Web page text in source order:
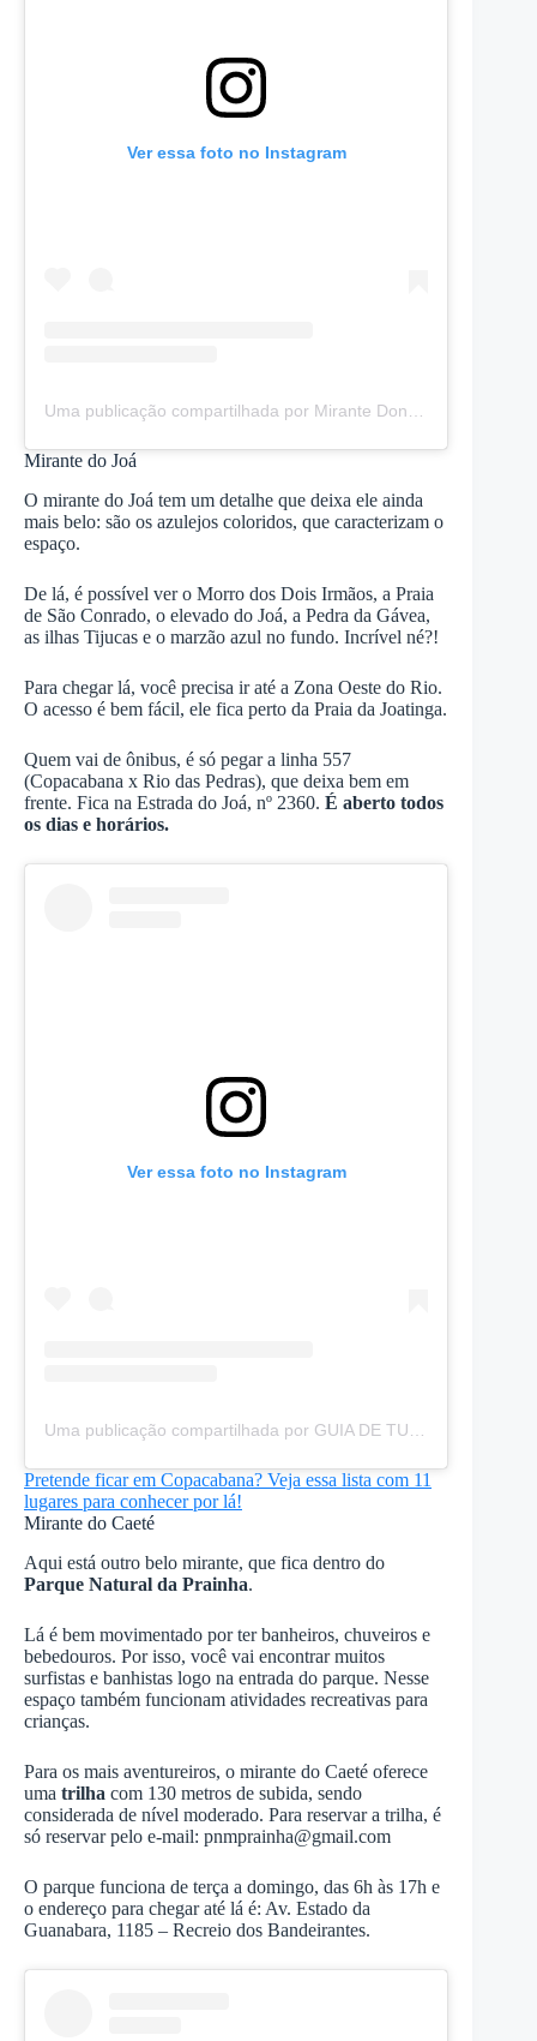
Ver essa foto no Instagram
Mirante do Joá
O mirante do Joá tem um detalhe que deixa ele ainda
mais belo: são os azulejos coloridos, que caracterizam o
espaço.
De lá, é possível ver o Morro dos Dois Irmãos, a Praia
de São Conrado, o elevado do Joá, a Pedra da Gávea,
as ilhas Tijucas e o marzão azul no fundo. Incrível né?!
Para chegar lá, você precisa ir até a Zona Oeste do Rio.
O acesso é bem fácil, ele fica perto da Praia da Joatinga.
Quem vai de ônibus, é só pegar a linha 557
(Copacabana x Rio das Pedras), que deixa bem em
frente. Fica na Estrada do Joá, nº 2360. É aberto todos
os dias e horários.
Ver essa foto no Instagram
Pretende ficar em Copacabana? Veja essa lista com 11
lugares para conhecer por lá!
Mirante do Caeté
Aqui está outro belo mirante, que fica dentro do
Parque Natural da Prainha.
Lá é bem movimentado por ter banheiros, chuveiros e
bebedouros. Por isso, você vai encontrar muitos
surfistas e banhistas logo na entrada do parque. Nesse
espaço também funcionam atividades recreativas para
crianças.
Para os mais aventureiros, o mirante do Caeté oferece
uma trilha com 130 metros de subida, sendo
considerada de nível moderado. Para reservar a trilha, é
só reservar pelo e-mail: pnmprainha@gmail.com
O parque funciona de terça a domingo, das 6h às 17h e
o endereço para chegar até lá é: Av. Estado da
Guanabara, 1185 – Recreio dos Bandeirantes.